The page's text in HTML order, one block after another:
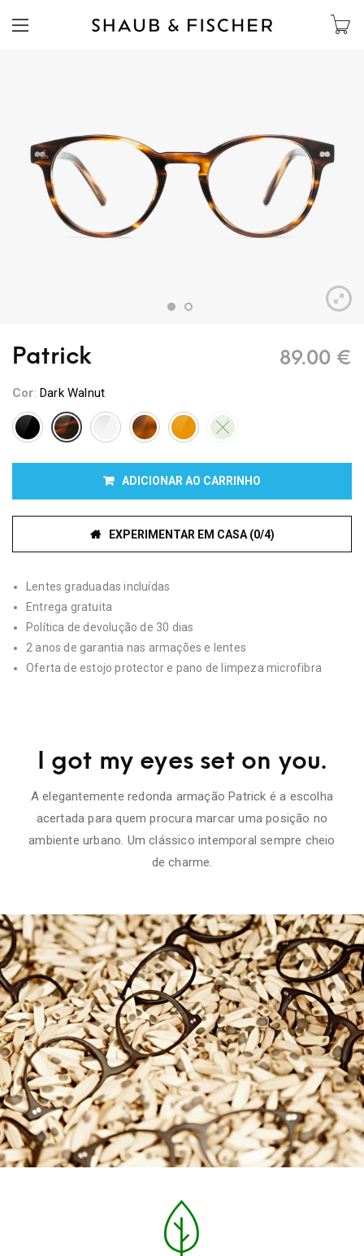
Patrick 89.00 €
Cor:Dark Walnut
ADICIONAR AO CARRINHO
EXPERIMENTAR EM CASA (0/4)
Lentes graduadas incluídas
Entrega gratuita
Política de devolução de 30 dias
2 anos de garantia nas armações e lentes
Oferta de estojo protector e pano de limpeza microfibra
I got my eyes set on you.
A elegantemente redonda armação Patrick é a escolha
acertada para quem procura marcar uma posição no
ambiente urbano. Um clássico intemporal sempre cheio
de charme.